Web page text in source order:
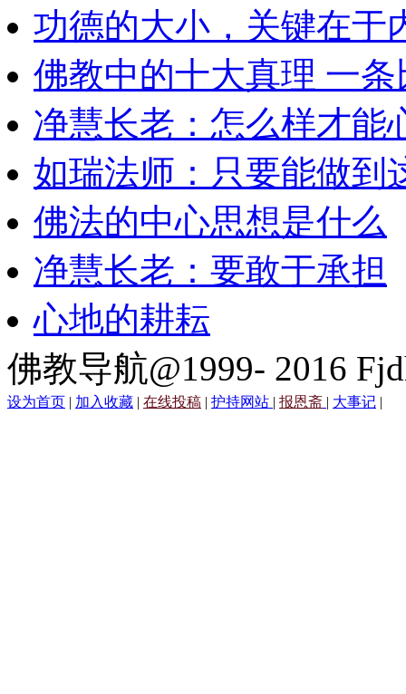
功德的大小，关键在于
佛教中的十大真理 一
净慧长老：怎么样才能
如瑞法师：只要能做到
佛法的中心思想是什么
净慧长老：要敢于承担
心地的耕耘
佛教导航@1999- 2016
设为首页 | 加入收藏 | 在线投稿 | 护持网站 | 报恩斋 | 大事记 |